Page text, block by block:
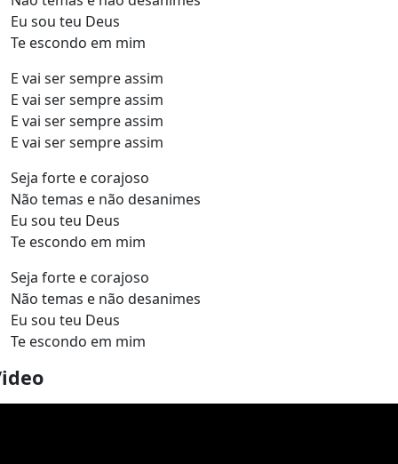
Eu sou teu Deus
Te escondo em mim
E vai ser sempre assim
E vai ser sempre assim
E vai ser sempre assim
E vai ser sempre assim
Seja forte e corajoso
Não temas e não desanimes
Eu sou teu Deus
Te escondo em mim
Seja forte e corajoso
Não temas e não desanimes
Eu sou teu Deus
Te escondo em mim